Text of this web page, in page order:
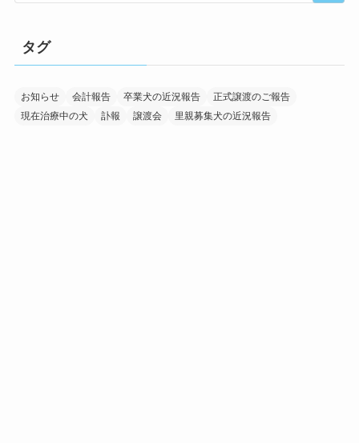
タグ
お知らせ 会計報告 卒業犬の近況報告
正式譲渡のご報告
現在治療中の犬
訃報 譲渡会 里親募集犬の近況報告